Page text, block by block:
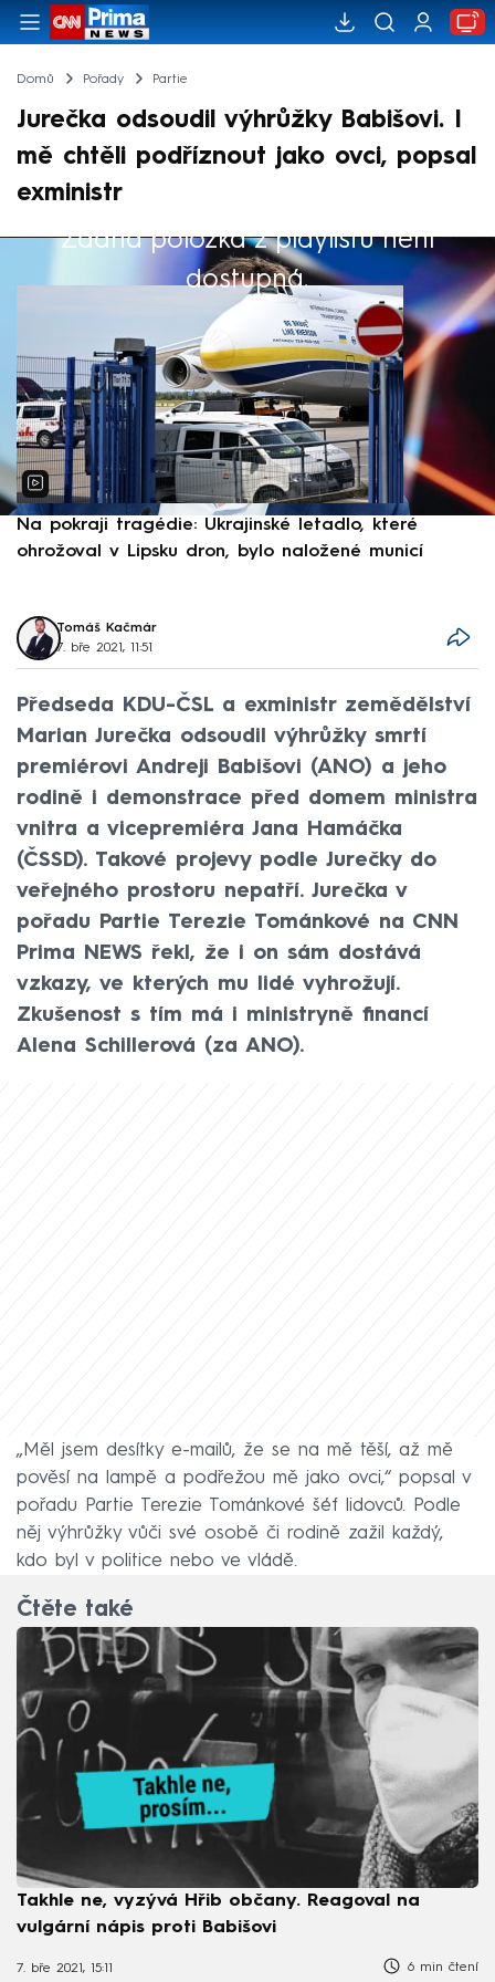
Domů Pořady Partie
Jurečka odsoudil výhrůžky Babišovi. I
mě chtěli podříznout jako ovci, popsal
exministr
Žádná položka z playlistu není
dostupná.
Výběr redakce
Na pokraji tragédie: Ukrajinské letadlo, které
ohrožoval v Lipsku dron, bylo naložené municí
Tomáš Kačmár
7. bře 2021, 11:51
Předseda KDU-ČSL a exministr zemědělství
Marian Jurečka odsoudil výhrůžky smrtí
premiérovi Andreji Babišovi (ANO) a jeho
rodině i demonstrace před domem ministra
vnitra a vicepremiéra Jana Hamáčka
(ČSSD). Takové projevy podle Jurečky do
veřejného prostoru nepatří. Jurečka v
pořadu Partie Terezie Tománkové na CNN
Prima NEWS řekl, že i on sám dostává
vzkazy, ve kterých mu lidé vyhrožují.
Zkušenost s tím má i ministryně financí
Alena Schillerová (za ANO).
„Měl jsem desítky e-mailů, že se na mě těší, až mě
pověsí na lampě a podřežou mě jako ovci,“ popsal v
pořadu Partie Terezie Tománkové šéf lidovců. Podle
něj výhrůžky vůči své osobě či rodině zažil každý,
kdo byl v politice nebo ve vládě.
Čtěte také
Takhle ne, vyzývá Hřib občany. Reagoval na
vulgární nápis proti Babišovi
7. bře 2021, 15:11 6 min čtení